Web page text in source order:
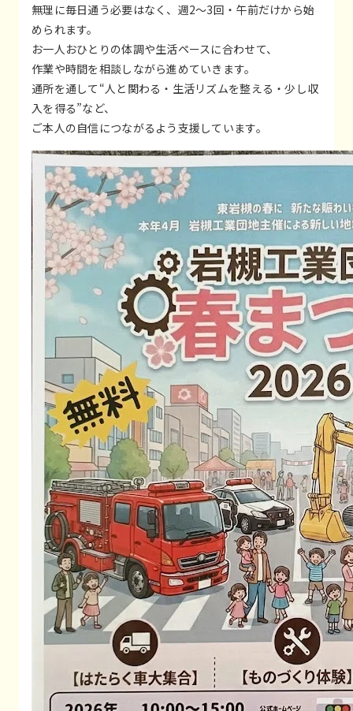
無理に毎日通う必要はなく、週2〜3回・午前だけから始
められます。
お一人おひとりの体調や生活ペースに合わせて、
作業や時間を相談しながら進めていきます。
通所を通して“人と関わる・生活リズムを整える・少し収
入を得る”など、
ご本人の自信につながるよう支援しています。